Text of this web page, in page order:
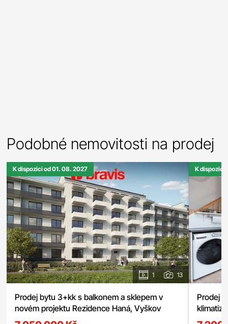
Podobné nemovitosti na prodej
K dispozici od 01. 08. 2027
1 13
Prodej bytu 3+kk s balkonem a sklepem v
novém projektu Rezidence Haná, Vyškov
K dispozici
Prodej